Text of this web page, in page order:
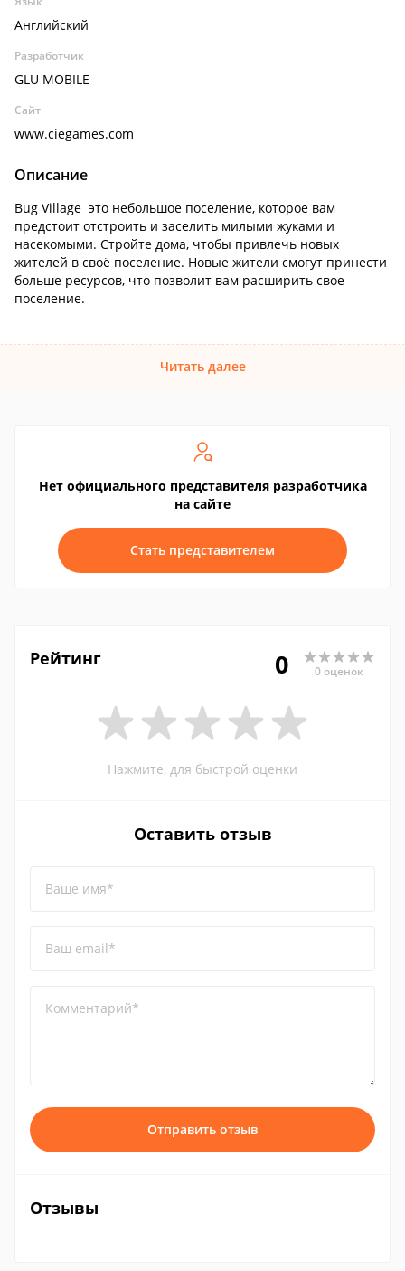
Английский
Разработчик
GLU MOBILE
Сайт
www.ciegames.com
Описание
Bug Village это небольшое поселение, которое вам
предстоит отстроить и заселить милыми жуками и
насекомыми. Стройте дома, чтобы привлечь новых
жителей в своё поселение. Новые жители смогут принести
больше ресурсов, что позволит вам расширить свое
поселение.
Читать далее
Нет официального представителя разработчика
на сайте
Стать представителем
Рейтинг 0 0 оценок
Нажмите, для быстрой оценки
Оставить отзыв
Ваше имя*
Ваш email*
Комментарий*
Отправить отзыв
Отзывы